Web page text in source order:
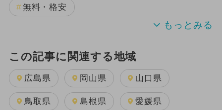
無料・格安
この記事に関連する地域
広島県 岡山県 山口県
鳥取県 島根県 愛媛県